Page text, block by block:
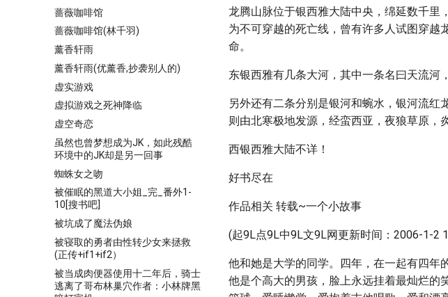
蔷薇咖啡馆
蔷薇咖啡馆(林千羽)
薰香轩雨
薰香轩雨(优薰香,抄袭别人的)
虚实游戏
虚拟游戏之死神降临
虚空奇恋
虽然也曾梦想成为JK，如此残酷
环境中的JK却是另一回事
蜘蛛女之吻
被催眠的黑道大小姐_完_番外1-
10[搜书吧]
被坑成了魔法伪娘
被寝取的勇者由性转少女来拯救
(正传+if1+if2）
被当成肉便器使用十二年后，骑士
逃离了哥布林巢穴作者：小林牌黑
龙腾山脉位于银西雅大陆中央，绵延数千里
为不可穿越的死亡线，曾有许多人试图穿越
命。
东银西雅有几条大河，其中一条名曰天流河
另外还有二条分别是银河和蜿水，银河流
则由北寒极地发源，经蛮西亚，夜狼草原，
西银西雅大陆不详！
好书尽在
作品相关 转载~一个小故事
(起9L点9L中9L文9L网更新时间：2006-
他和她是大学的同学。四年，在一起有四年
他是个高大的男孩，脸上永远挂着最灿烂的